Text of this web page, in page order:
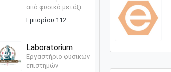
από φυσικό μετάξι
Εμπορίου 112
Laboratorium
Εργαστήριο φυσικών
επιστημών